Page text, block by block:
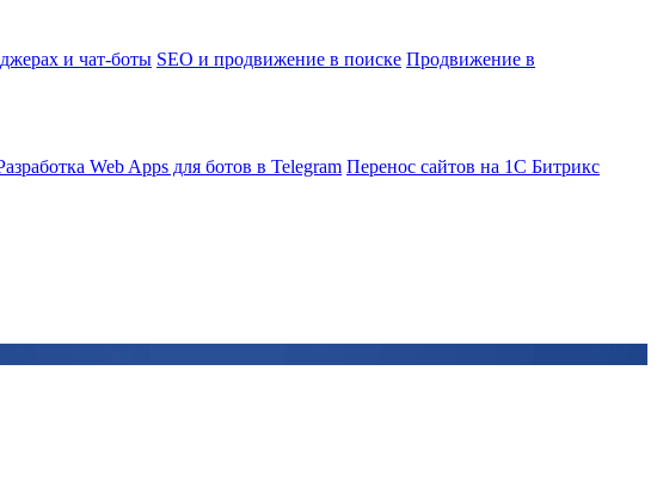
и чат-боты SEO и продвижение в поиске Продвижение в
Web Apps для ботов в Telegram Перенос сайтов на 1С Битрикс